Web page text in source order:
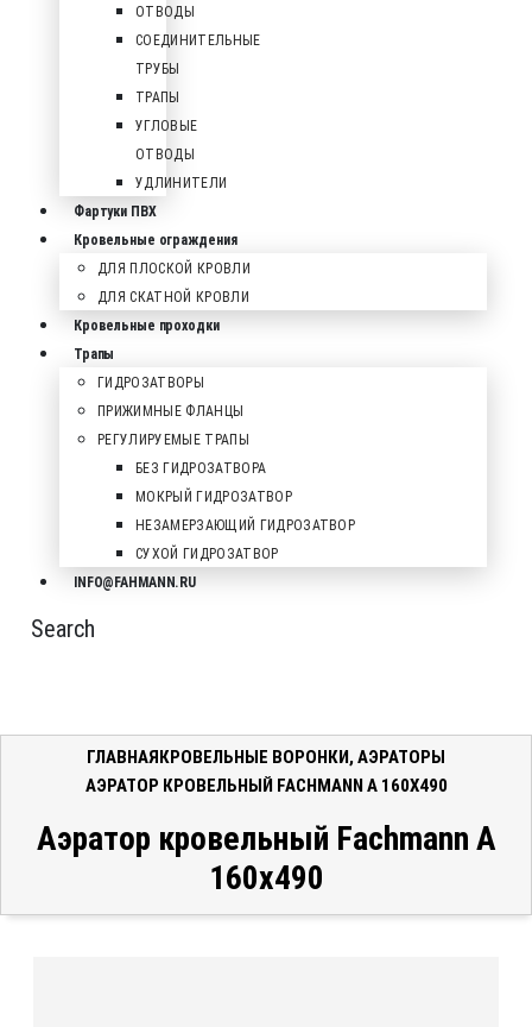
ОТВОДЫ
СОЕДИНИТЕЛЬНЫЕ
ТРУБЫ
ТРАПЫ
УГЛОВЫЕ
ОТВОДЫ
УДЛИНИТЕЛИ
Фартуки ПВХ
Кровельные ограждения
ДЛЯ ПЛОСКОЙ КРОВЛИ
ДЛЯ СКАТНОЙ КРОВЛИ
Кровельные проходки
Трапы
ГИДРОЗАТВОРЫ
ПРИЖИМНЫЕ ФЛАНЦЫ
РЕГУЛИРУЕМЫЕ ТРАПЫ
БЕЗ ГИДРОЗАТВОРА
МОКРЫЙ ГИДРОЗАТВОР
НЕЗАМЕРЗАЮЩИЙ ГИДРОЗАТВОР
СУХОЙ ГИДРОЗАТВОР
INFO@FAHMANN.RU
Search
ГЛАВНАЯКРОВЕЛЬНЫЕ ВОРОНКИ,АЭРАТОРЫ
АЭРАТОР КРОВЕЛЬНЫЙ FACHMANN А 160Х490
Аэратор кровельный Fachmann А
160х490